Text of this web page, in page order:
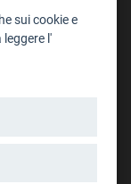
sui cookie e
l'